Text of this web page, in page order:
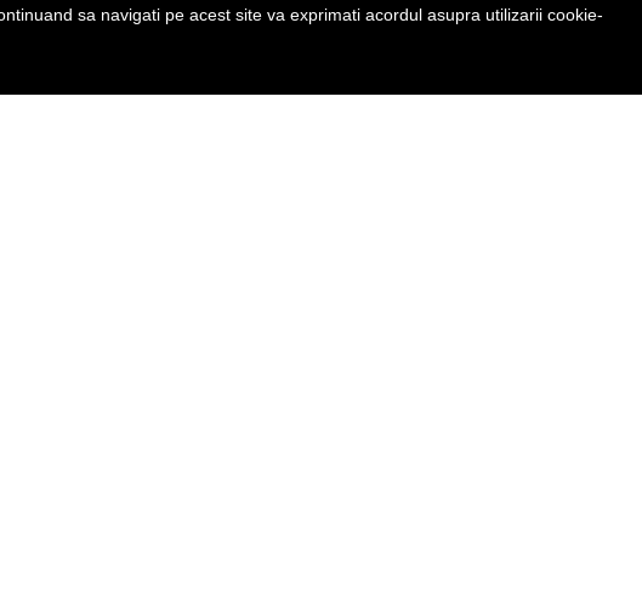
sa navigati pe acest site va exprimati acordul asupra utilizarii cookie-